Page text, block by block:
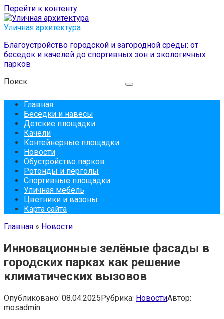
Перейти к контенту
Уличная архитектура
Благоустройство городской и загородной среды: от
беседок и качелей до спортивных зон и экологичных
парков
Поиск:
Главная
Беседки и навесы
Детские площадки
Качели
Контейнерные площадки
Новости
Обустройство парков
Ротонды и перголы
Спортивные площадки
Уличная мебель
Цветники и вазоны
Карта сайта
Главная » Новости
Инновационные зелёные фасады в
городских парках как решение
климатических вызовов
Опубликовано: 08.04.2025Рубрика: НовостиАвтор:
mosadmin